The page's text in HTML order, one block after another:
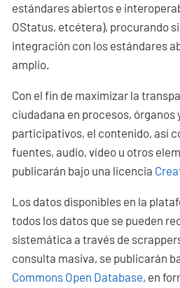
estándares abiertos e
OStatus, etcétera), procurando
integración con los estándares
amplio.
Con el fin de maximizar la
ciudadana en procesos, órganos
participativos, el contenido, así
fuentes, audio, vídeo u otros
publicarán bajo una licencia
Los datos disponibles en la
todos los datos que se pueden
sistemática a través de
consulta masiva, se publicarán
Commons Open Database, en